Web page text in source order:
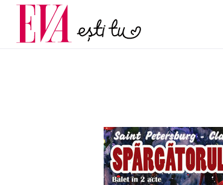
Carieră
Actualitate